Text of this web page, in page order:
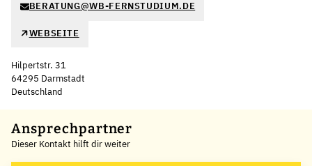
BERATUNG@WB-FERNSTUDIUM.DE
WEBSEITE
Hilpertstr. 31
64295 Darmstadt
Deutschland
+
−
Ansprechpartner
Dieser Kontakt hilft dir weiter